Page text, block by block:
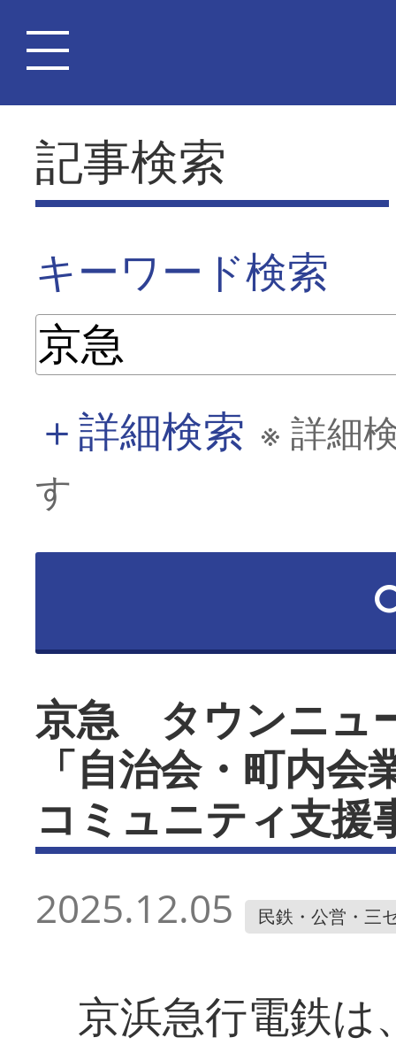
記事検索
キーワード検索
＋詳細検索 ※ 詳細
す
京急 タウンニュ
「自治会・町内
コミュニティ支援
2025.12.05 民鉄・公営・三
京浜急行電鉄は